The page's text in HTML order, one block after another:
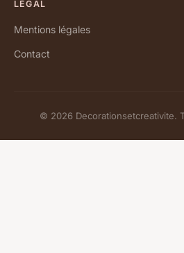
LÉGAL
Mentions légales
Contact
© 2026 Decorationsetcreativite.